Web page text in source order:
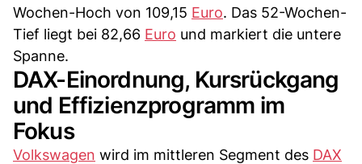
Wochen-Hoch von 109,15 Euro. Das 52-Wochen-
Tief liegt bei 82,66 Euro und markiert die untere
Spanne.
DAX-Einordnung, Kursrückgang
und Effizienzprogramm im
Fokus
Volkswagen wird im mittleren Segment des DAX